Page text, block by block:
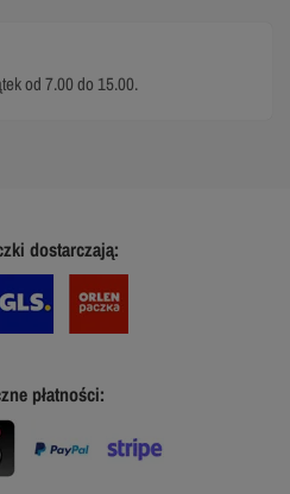
od 7.00 do 15.00.
dostarczają:
płatności: